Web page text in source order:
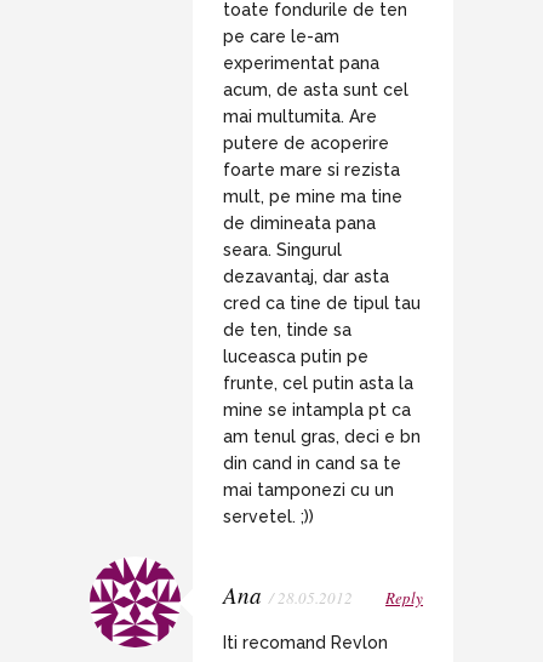
toate fondurile de ten
pe care le-am
experimentat pana
acum, de asta sunt cel
mai multumita. Are
putere de acoperire
foarte mare si rezista
mult, pe mine ma tine
de dimineata pana
seara. Singurul
dezavantaj, dar asta
cred ca tine de tipul tau
de ten, tinde sa
luceasca putin pe
frunte, cel putin asta la
mine se intampla pt ca
am tenul gras, deci e bn
din cand in cand sa te
mai tamponezi cu un
servetel. ;))
Ana / 28.05.2012 Reply
Iti recomand Revlon